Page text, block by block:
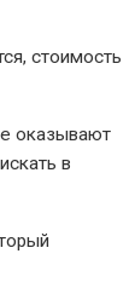
стоимость
оказывают
в